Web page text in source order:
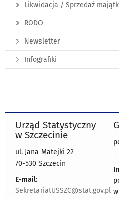
Likwidacja / Sprzedaż
RODO
Newsletter
Infografiki
Urząd Statystyczny
w Szczecinie
ul. Jana Matejki 22
70-530 Szczecin
E-mail:
SekretariatUSSZC@stat.gov.pl